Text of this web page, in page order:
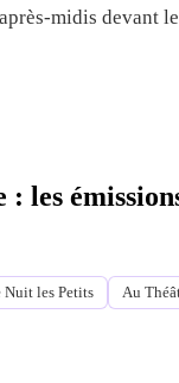
midis devant le
les
Nuit les Petits Au